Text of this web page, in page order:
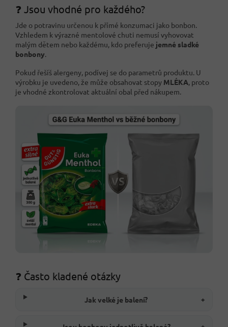
❓ Jsou vhodné pro každého?
Jde o potravinu určenou k přímé konzumaci jako bonbon.
Vzhledem k výrazné mentolové chuti nemusí vyhovovat
malým dětem nebo každému, kdo preferuje jemné sladké
bonbony.
Pokud řešíš alergeny, podívej se do parametrů produktu. U
výrobku je uvedeno, že může obsahovat stopy MLÉKA, proto
je vhodné zkontrolovat aktuální obal před nákupem.
❓ Často kladené otázky
Jak velké je balení? +